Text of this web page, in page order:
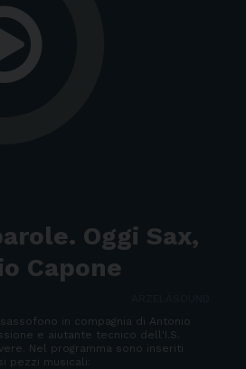
Oggi Sax,
Capone
in compagnia di Antonio
e aiutante tecnico dell'I.S.
Nel programma sono inseriti
pezzi musicali: